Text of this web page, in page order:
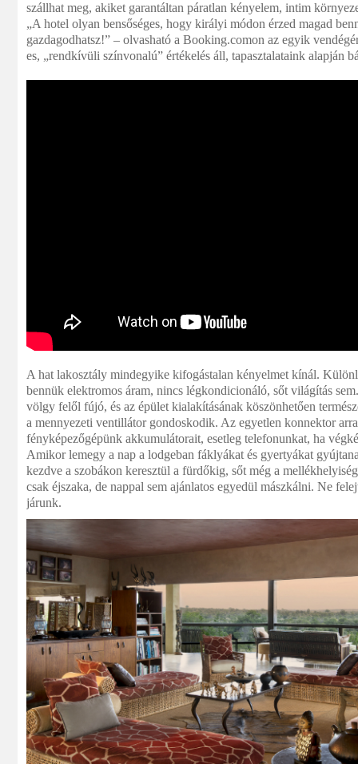
szállhat meg, akiket garantáltan páratlan kényelem, intim
„A hotel olyan bensőséges, hogy királyi módon érzed magad
gazdagodhatsz!” – olvasható a Booking.comon az egyik
es, „rendkívüli színvonalú” értékelés áll, tapasztalataink alapján
A hat lakosztály mindegyike kifogástalan kényelmet kínál.
bennük elektromos áram, nincs légkondicionáló, sőt világítás
völgy felől fújó, és az épület kialakításának köszönhetően
a mennyezeti ventillátor gondoskodik. Az egyetlen konnektor
fényképezőgépünk akkumulátorait, esetleg telefonunkat, ha
Amikor lemegy a nap a lodgeban fáklyákat és gyertyákat
kezdve a szobákon keresztül a fürdőkig, sőt még a
csak éjszaka, de nappal sem ajánlatos egyedül mászkálni. Ne
járunk.